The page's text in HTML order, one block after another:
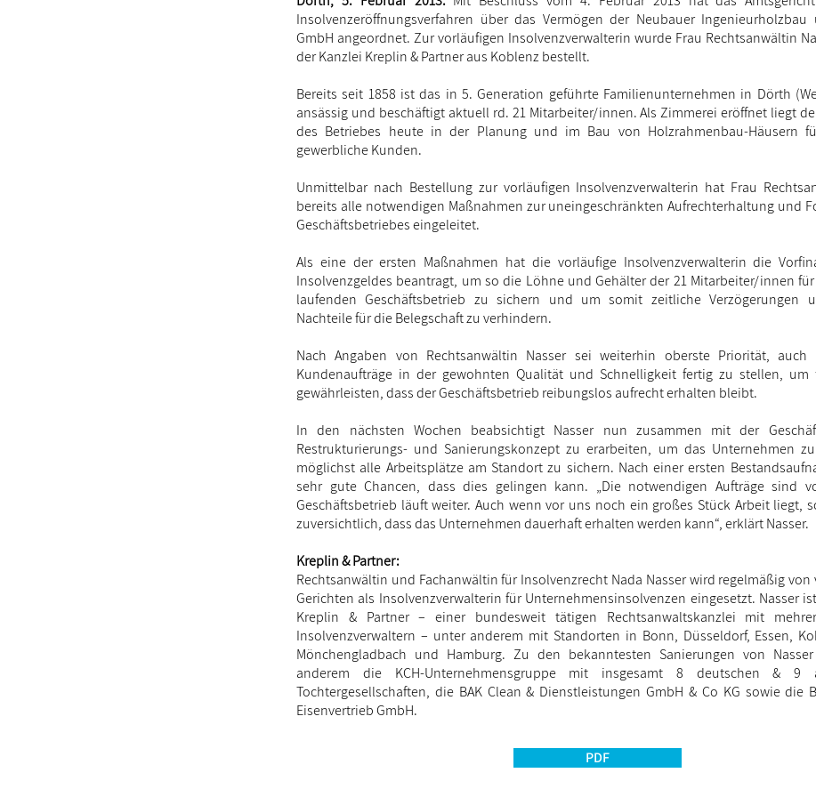
Insolvenzeröffnungsverfahren über das Vermögen der Neubauer Ingenieurholzbau
GmbH angeordnet. Zur vorläufigen Insolvenzverwalterin wurde Frau Rechtsanwältin
der Kanzlei Kreplin & Partner aus Koblenz bestellt.
Bereits seit 1858 ist das in 5. Generation geführte Familienunternehmen in Dörth
ansässig und beschäftigt aktuell rd. 21 Mitarbeiter/innen. Als Zimmerei eröffnet liegt
des Betriebes heute in der Planung und im Bau von Holzrahmenbau-Häusern
gewerbliche Kunden.
Unmittelbar nach Bestellung zur vorläufigen Insolvenzverwalterin hat Frau
bereits alle notwendigen Maßnahmen zur uneingeschränkten Aufrechterhaltung und
Geschäftsbetriebes eingeleitet.
Als eine der ersten Maßnahmen hat die vorläufige Insolvenzverwalterin die
Insolvenzgeldes beantragt, um so die Löhne und Gehälter der 21 Mitarbeiter/innen
laufenden Geschäftsbetrieb zu sichern und um somit zeitliche Verzögerungen
Nachteile für die Belegschaft zu verhindern.
Nach Angaben von Rechtsanwältin Nasser sei weiterhin oberste Priorität,
Kundenaufträge in der gewohnten Qualität und Schnelligkeit fertig zu stellen, um
gewährleisten, dass der Geschäftsbetrieb reibungslos aufrecht erhalten bleibt.
In den nächsten Wochen beabsichtigt Nasser nun zusammen mit der
Restrukturierungs- und Sanierungskonzept zu erarbeiten, um das Unternehmen
möglichst alle Arbeitsplätze am Standort zu sichern. Nach einer ersten
sehr gute Chancen, dass dies gelingen kann. „Die notwendigen Aufträge sind
Geschäftsbetrieb läuft weiter. Auch wenn vor uns noch ein großes Stück Arbeit liegt,
zuversichtlich, dass das Unternehmen dauerhaft erhalten werden kann“, erklärt Nasser.
Kreplin & Partner:
Rechtsanwältin und Fachanwältin für Insolvenzrecht Nada Nasser wird regelmäßig von
Gerichten als Insolvenzverwalterin für Unternehmensinsolvenzen eingesetzt. Nasser
Kreplin & Partner – einer bundesweit tätigen Rechtsanwaltskanzlei mit
Insolvenzverwaltern – unter anderem mit Standorten in Bonn, Düsseldorf, Essen,
Mönchengladbach und Hamburg. Zu den bekanntesten Sanierungen von
anderem die KCH-Unternehmensgruppe mit insgesamt 8 deutschen & 9
Tochtergesellschaften, die BAK Clean & Dienstleistungen GmbH & Co KG sowie die
Eisenvertrieb GmbH.
PDF